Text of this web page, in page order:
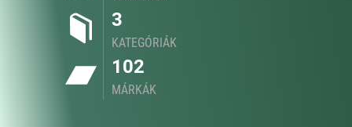
3
KATEGÓRIÁK
102
MÁRKÁK